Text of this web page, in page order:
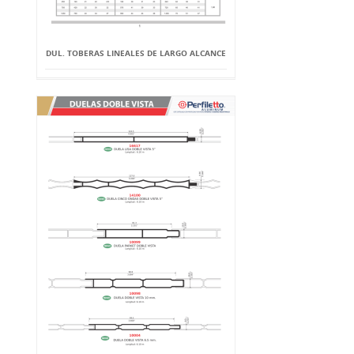
DUL. TOBERAS LINEALES DE LARGO ALCANCE